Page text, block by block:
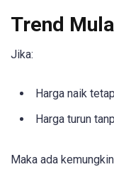
Trend
Jika:
Harga naik
Harga turun
Maka ada